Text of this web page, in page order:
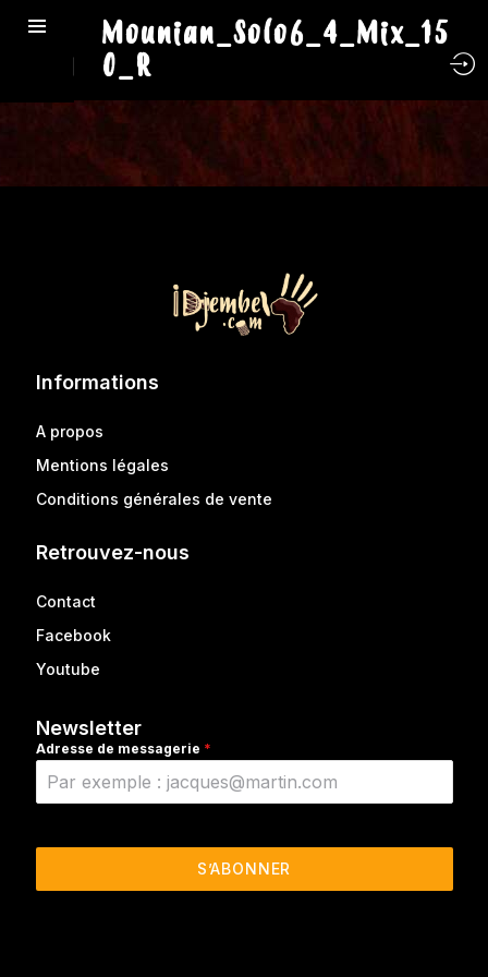
Mounian_Solo6_4_Mix_15
0_R
Informations
A propos
Mentions légales
Conditions générales de vente
Retrouvez-nous
Contact
Facebook
Youtube
Newsletter
Adresse de messagerie *
S’ABONNER